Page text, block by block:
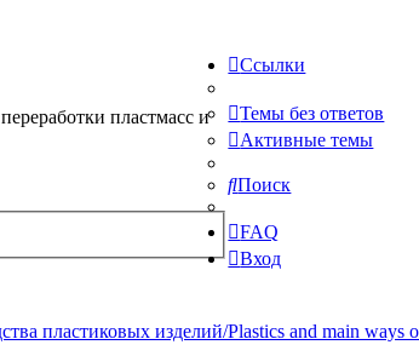
пластмасс и
Ссылки
Темы без ответов
Активные темы
Поиск
FAQ
Вход
пластиковых изделий/Plastics and main ways